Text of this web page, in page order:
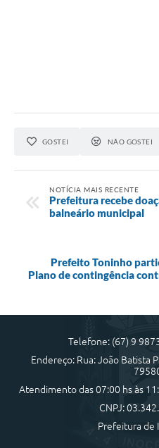
GOSTEI NÃO GOSTEI
NOTÍCIA MAIS RECENTE
Prefeitura recebe
balneário municipal
Prefeito Toninho
Plano de contingência
Telefone: (67) 9
Endereço: Rua: João Batista
Atendimento das 07:00 hs às
CNPJ:
Prefeitura de